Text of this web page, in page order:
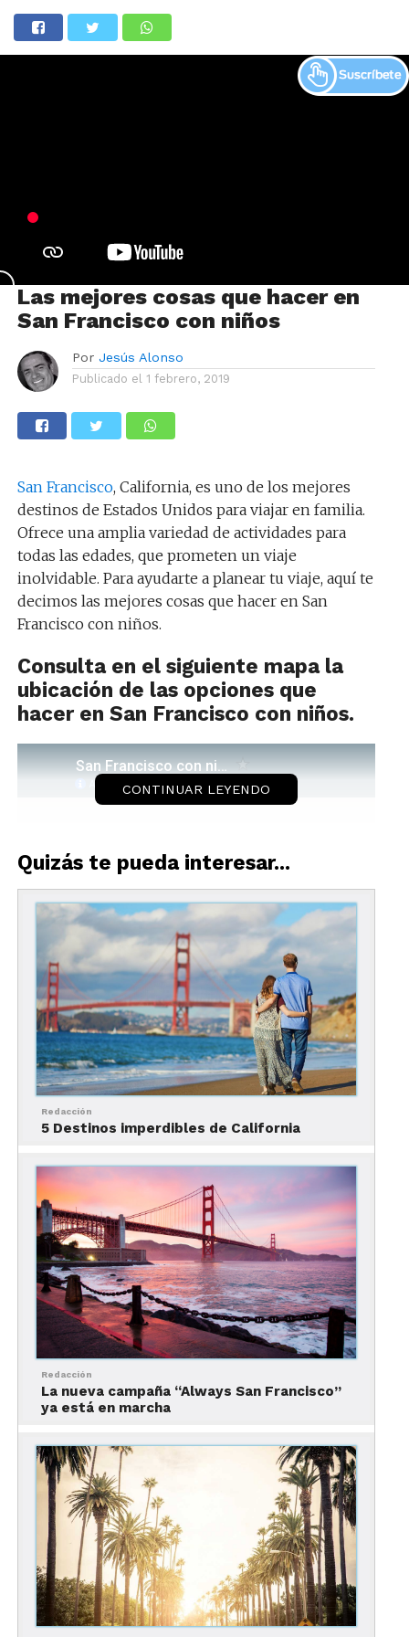
Las mejores cosas que hacer en
San Francisco con niños
Por Jesús Alonso
Publicado el 1 febrero, 2019
San Francisco, California, es uno de los mejores
destinos de Estados Unidos para viajar en familia.
Ofrece una amplia variedad de actividades para
todas las edades, que prometen un viaje
inolvidable. Para ayudarte a planear tu viaje, aquí te
decimos las mejores cosas que hacer en San
Francisco con niños.
Consulta en el siguiente mapa la
ubicación de las opciones que
hacer en San Francisco con niños.
Acuario de la Bahía
Ver esta publicación en Instagram
CONTINUAR LEYENDO
Quizás te pueda interesar...
Redacción
5 Destinos imperdibles de California
Redacción
La nueva campaña “Always San Francisco”
ya está en marcha